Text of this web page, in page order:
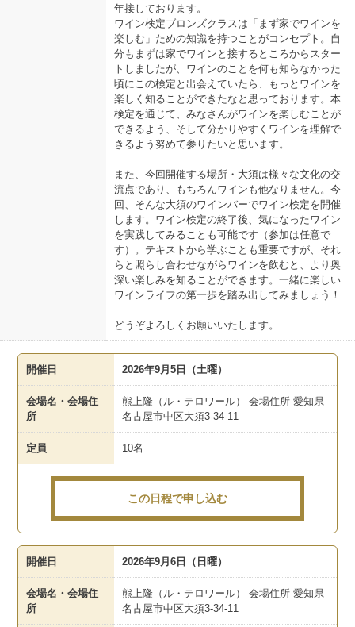
年接しております。
ワイン検定ブロンズクラスは「まず家でワインを
楽しむ」ための知識を持つことがコンセプト。自
分もまずは家でワインと接するところからスター
トしましたが、ワインのことを何も知らなかった
頃にこの検定と出会えていたら、もっとワインを
楽しく知ることができたなと思っております。本
検定を通じて、みなさんがワインを楽しむことが
できるよう、そして分かりやすくワインを理解で
きるよう努めて参りたいと思います。
また、今回開催する場所・大須は様々な文化の交
流点であり、もちろんワインも他なりません。今
回、そんな大須のワインバーでワイン検定を開催
します。ワイン検定の終了後、気になったワイン
を実践してみることも可能です（参加は任意で
す）。テキストから学ぶことも重要ですが、それ
らと照らし合わせながらワインを飲むと、より奥
深い楽しみを知ることができます。一緒に楽しい
ワインライフの第一歩を踏み出してみましょう！
どうぞよろしくお願いいたします。
開催日 2026年9月5日（土曜）
会場名・会場住
所
熊上隆（ル・テロワール） 会場住所 愛知県
名古屋市中区大須3-34-11
定員 10名
この日程で申し込む
開催日 2026年9月6日（日曜）
会場名・会場住
所
熊上隆（ル・テロワール） 会場住所 愛知県
名古屋市中区大須3-34-11